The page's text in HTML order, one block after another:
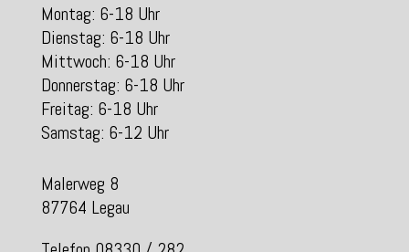
Montag: 6-18 Uhr
Dienstag: 6-18 Uhr
Mittwoch: 6-18 Uhr
Donnerstag: 6-18 Uhr
Freitag: 6-18 Uhr
Samstag: 6-12 Uhr
Malerweg 8
87764 Legau